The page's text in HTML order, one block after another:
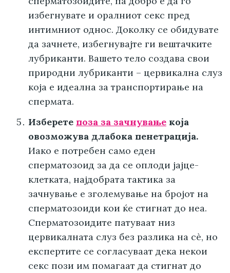
избегнувате и оралниот секс пред
интимниот однос. Доколку се обидувате
да зачнете, избегнувајте ги вештачките
лубриканти. Вашето тело создава свои
природни лубриканти – цервикална слуз
која е идеална за транспортирање на
спермата.
Изберете поза за зачнување која
овозможува длабока пенетрација.
Иако е потребен само еден
сперматозоид за да се оплоди јајце-
клетката, најдобрата тактика за
зачнување е зголемување на бројот на
сперматозоиди кои ќе стигнат до неа.
Сперматозоидите патуваат низ
цервикалната слуз без разлика на сè, но
експертите се согласуваат дека некои
секс пози им помагаат да стигнат до